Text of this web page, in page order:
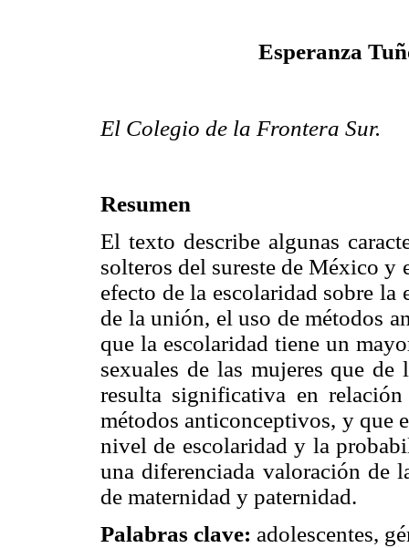
Esperanza
El Colegio de la Frontera Sur.
Resumen
El texto describe algunas
solteros del sureste de México y
efecto de la escolaridad sobre
de la unión, el uso de métodos
que la escolaridad tiene un
sexuales de las mujeres que
resulta significativa en
métodos anticonceptivos, y que
nivel de escolaridad y la
una diferenciada valoración de
de maternidad y paternidad.
Palabras clave: adolescentes,